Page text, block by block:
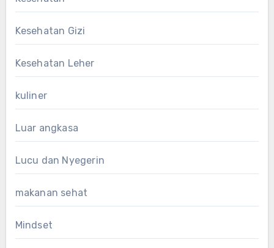
Kesehatan Gizi
Kesehatan Leher
kuliner
Luar angkasa
Lucu dan Nyegerin
makanan sehat
Mindset